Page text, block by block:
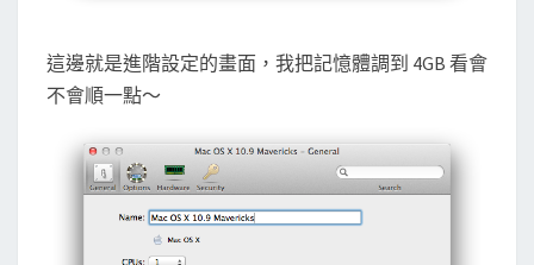
這邊就是進階設定的畫面，我把記憶體調到 4GB 看會
不會順一點～